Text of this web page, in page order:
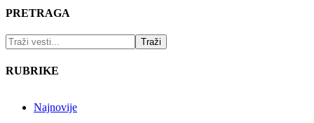
PRETRAGA
RUBRIKE
Najnovije